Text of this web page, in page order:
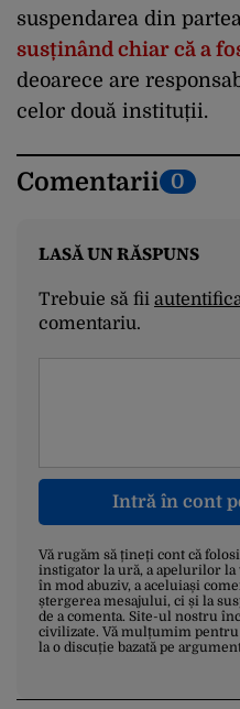
suspendarea din
susținând chiar că a
deoarece are
celor două instituții.
Comentarii 0
LASĂ UN RĂSPUNS
Trebuie să fii
comentariu.
Intră în cont
Vă rugăm să țineți cont că
instigator la ură, a apelurilor
în mod abuziv, a aceluiași
ștergerea mesajului, ci și la
de a comenta. Site-ul nostru
civilizate. Vă mulțumim
la o discuție bazată pe